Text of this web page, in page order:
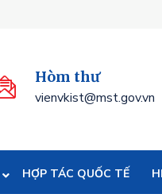
Hòm thư
vienvkist@mst.gov.vn
HỢP TÁC QUỐC TẾ